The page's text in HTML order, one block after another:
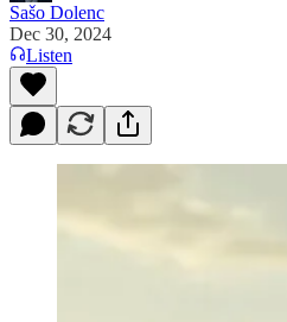
Sašo Dolenc
Dec 30, 2024
Listen